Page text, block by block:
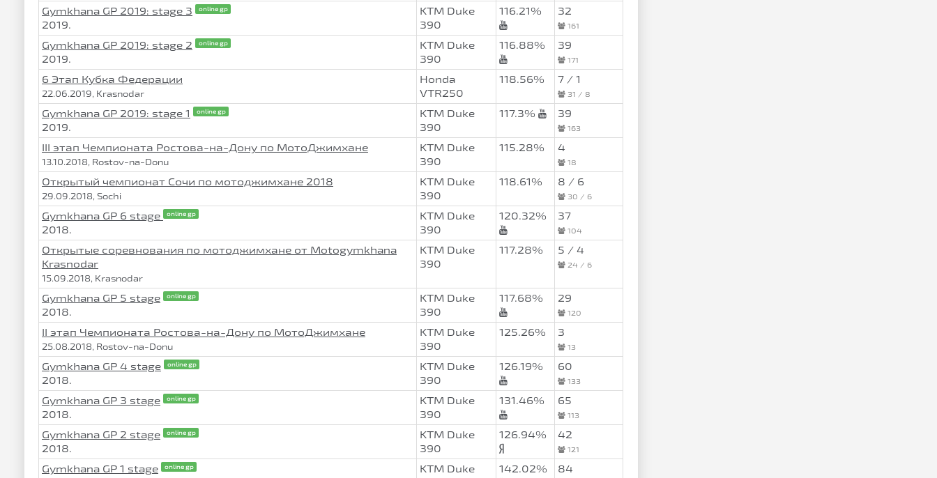
Gymkhana GP 2019: stage 3 online gp
2019.
KTM Duke
390
116.21% 32
161
Gymkhana GP 2019: stage 2 online gp
2019.
KTM Duke
390
116.88% 39
171
6 Этап Кубка Федерации
22.06.2019, Krasnodar
Honda
VTR250
118.56% 7 / 1
31 / 8
Gymkhana GP 2019: stage 1 online gp
2019.
KTM Duke
390
117.3% 39
163
III этап Чемпионата Ростова-на-Дону по МотоДжимхане
13.10.2018, Rostov-na-Donu
KTM Duke
390
115.28% 4
18
Открытый чемпионат Сочи по мотоджимхане 2018
29.09.2018, Sochi
KTM Duke
390
118.61% 8 / 6
30 / 6
Gymkhana GP 6 stage online gp
2018.
KTM Duke
390
120.32% 37
104
Открытые соревнования по мотоджимхане от Motogymkhana
Krasnodar
15.09.2018, Krasnodar
KTM Duke
390
117.28% 5 / 4
24 / 6
Gymkhana GP 5 stage online gp
2018.
KTM Duke
390
117.68% 29
120
II этап Чемпионата Ростова-на-Дону по МотоДжимхане
25.08.2018, Rostov-na-Donu
KTM Duke
390
125.26% 3
13
Gymkhana GP 4 stage online gp
2018.
KTM Duke
390
126.19% 60
133
Gymkhana GP 3 stage online gp
2018.
KTM Duke
390
131.46% 65
113
Gymkhana GP 2 stage online gp
2018.
KTM Duke
390
126.94% 42
121
Gymkhana GP 1 stage online gp
KTM Duke
142.02% 84